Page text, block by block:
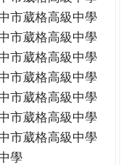
市葳格高級中學
市葳格高級中學
市葳格高級中學
市葳格高級中學
市葳格高級中學
市葳格高級中學
市葳格高級中學
學